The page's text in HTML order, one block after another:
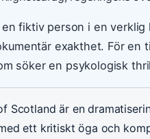
fiktiv person i en
exakthet. För
söker en psykologisk
Scotland är en
ett kritiskt öga och